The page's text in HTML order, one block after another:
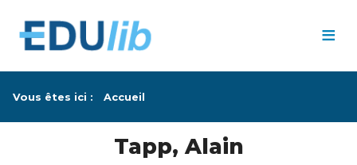
≡
Vous êtes ici : Accueil
Tapp, Alain